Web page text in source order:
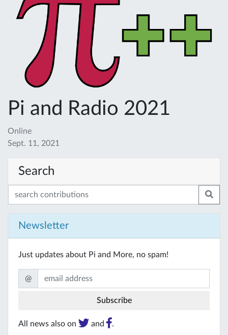
Pi and Radio 2021
Online
Sept. 11, 2021
Search
Newsletter
Just updates about Pi and More, no spam!
@
All news also on and .